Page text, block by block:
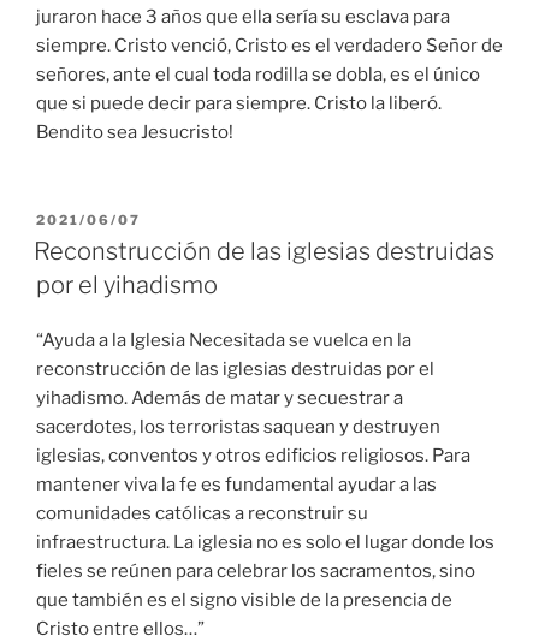
juraron hace 3 años que ella sería su esclava para
siempre. Cristo venció, Cristo es el verdadero Señor de
señores, ante el cual toda rodilla se dobla, es el único
que si puede decir para siempre. Cristo la liberó.
Bendito sea Jesucristo!
PUBLICADO
EL
2021/06/07
Reconstrucción de las iglesias destruidas
por el yihadismo
“Ayuda a la Iglesia Necesitada se vuelca en la
reconstrucción de las iglesias destruidas por el
yihadismo. Además de matar y secuestrar a
sacerdotes, los terroristas saquean y destruyen
iglesias, conventos y otros edificios religiosos. Para
mantener viva la fe es fundamental ayudar a las
comunidades católicas a reconstruir su
infraestructura. La iglesia no es solo el lugar donde los
fieles se reúnen para celebrar los sacramentos, sino
que también es el signo visible de la presencia de
Cristo entre ellos…”